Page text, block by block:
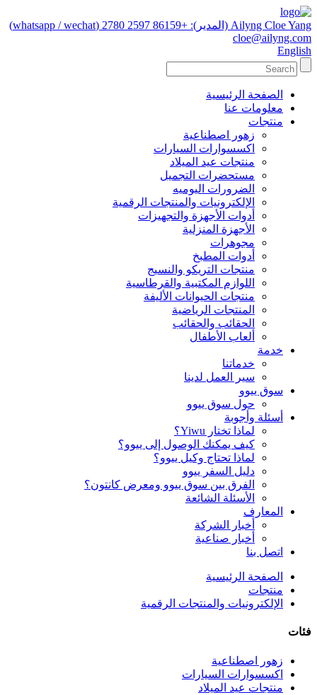
Ailyng Cloe Yang (المدير): +86159 2597 2780 (whatsapp / wechat)
cloe@ailyng.com
English
الصفحة الرئيسية
معلومات عنا
منتجات
زهور اصطناعية
اكسسوارات السيارات
منتجات عيد الميلاد
مستحضرات التجميل
الضرورات اليوميه
الإلكترونيات والمنتجات الرقمية
أدوات الأجهزة والتجهيزات
الأجهزة المنزلية
مجوهرات
أدوات المطبخ
منتجات التريكو والنسيج
اللوازم المكتبية والقرطاسية
منتجات الحيوانات الأليفة
المنتجات الرياضية
الحقائب والحقائب
ألعاب الأطفال
خدمة
خدماتنا
سير العمل لدينا
سوق ييوو
حول سوق ييوو
أسئلة وأجوبة
لماذا تختار Yiwu؟
كيف يمكنك الوصول إلى ييوو؟
لماذا تحتاج وكيل ييوو؟
دليل السفر ييوو
الفرق بين سوق ييوو ومعرض كانتون؟
الأسئلة الشائعة
المعارف
أخبار الشركة
أخبار صناعية
اتصل بنا
الصفحة الرئيسية
منتجات
الإلكترونيات والمنتجات الرقمية
فئات
زهور اصطناعية
اكسسوارات السيارات
منتجات عيد الميلاد